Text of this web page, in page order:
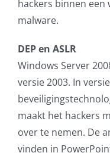
hackers binnen een
malware.
DEP en ASLR
Windows Server
versie 2003. In
maakt het hackers
over te nemen. De
vinden in